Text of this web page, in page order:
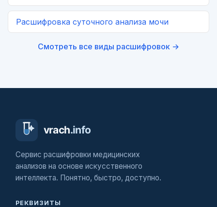
Расшифровка суточного анализа мочи
Смотреть все виды расшифровок →
Сервис расшифровки медицинских
анализов на основе искусственного
интеллекта. Понятно, быстро, доступно.
РЕКВИЗИТЫ